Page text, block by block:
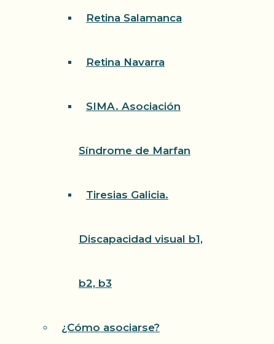
Retina Salamanca
Retina Navarra
SIMA. Asociación
Síndrome de Marfan
Tiresias Galicia.
Discapacidad visual b1,
b2, b3
¿Cómo asociarse?